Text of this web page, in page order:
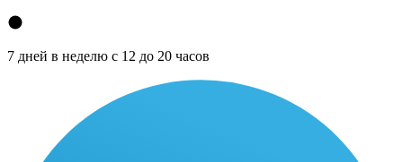
7 дней в неделю с 12 до 20 часов